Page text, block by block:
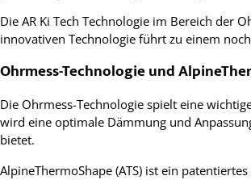
Die AR Ki Tech Technologie im Bereich der
innovativen Technologie führt zu einem
Ohrmess-Technologie und
Die Ohrmess-Technologie spielt eine
wird eine optimale Dämmung und
bietet.
AlpineThermoShape (ATS) ist ein